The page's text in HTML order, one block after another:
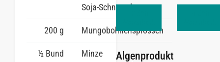
Soja-Schnetzel
200 g Mungobohnensprossen
½ Bund Minze
Algenprodukt